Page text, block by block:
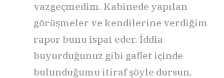
vazgeçmedim. Kabinede yapılan
görüşmeler ve kendilerine verdiğim
rapor bunu ispat eder. İddia
buyurduğunuz gibi gaflet içinde
bulunduğumu itiraf şöyle dursun,